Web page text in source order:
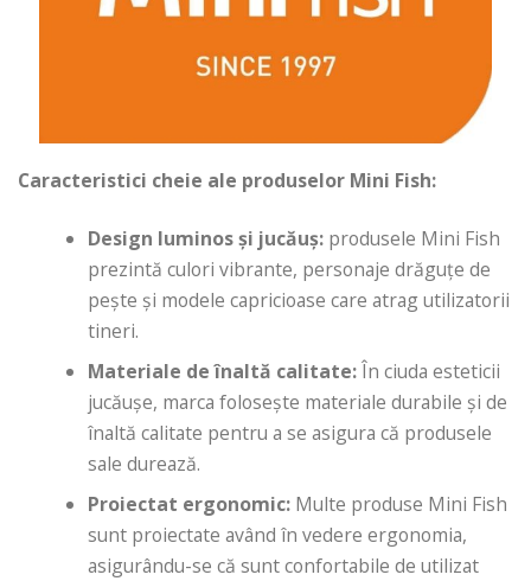
Caracteristici cheie ale produselor Mini Fish:
Design luminos și jucăuș: produsele Mini Fish
prezintă culori vibrante, personaje drăguțe de
pește și modele capricioase care atrag utilizatorii
tineri.
Materiale de înaltă calitate:În ciuda esteticii
jucăușe, marca folosește materiale durabile și de
înaltă calitate pentru a se asigura că produsele
sale durează.
Proiectat ergonomic: Multe produse Mini Fish
sunt proiectate având în vedere ergonomia,
asigurându-se că sunt confortabile de utilizat